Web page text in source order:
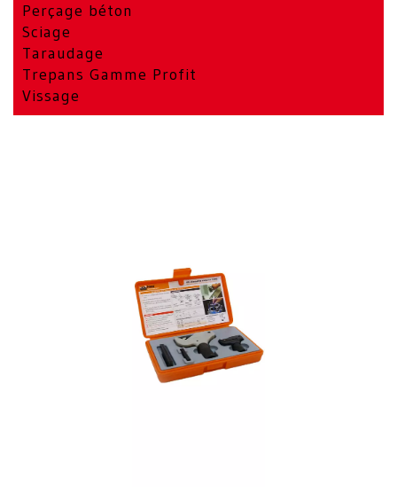
Perçage béton
Sciage
Taraudage
Trepans Gamme Profit
Vissage